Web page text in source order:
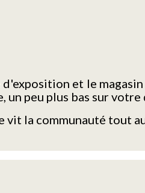
et le
un peu plus bas sur
la communauté tout